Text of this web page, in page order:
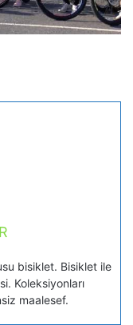
bisiklet. Bisiklet ile
Koleksiyonları
maalesef.